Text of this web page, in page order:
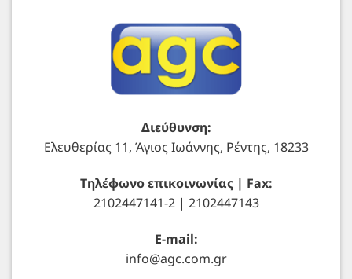
Διεύθυνση:
Ελευθερίας 11, Άγιος Ιωάννης, Ρέντης, 18233
Τηλέφωνο επικοινωνίας | Fax:
2102447141-2 | 2102447143
E-mail:
info@agc.com.gr